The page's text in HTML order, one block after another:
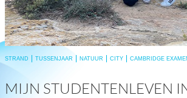
STRAND TUSSENJAAR NATUUR CITY CAMBRIDGE
MIJN STUDENTENLEVEN